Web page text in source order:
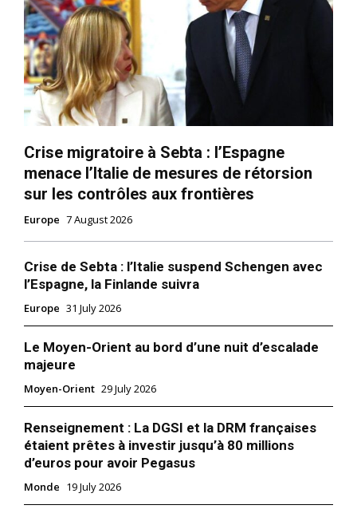
Crise migratoire à Sebta : l’Espagne
menace l’Italie de mesures de rétorsion
sur les contrôles aux frontières
Europe 7 August 2026
Crise de Sebta : l’Italie suspend Schengen avec
l’Espagne, la Finlande suivra
Europe 31 July 2026
Le Moyen-Orient au bord d’une nuit d’escalade
majeure
Moyen-Orient 29 July 2026
Renseignement : La DGSI et la DRM françaises
étaient prêtes à investir jusqu’à 80 millions
d’euros pour avoir Pegasus
Monde 19 July 2026